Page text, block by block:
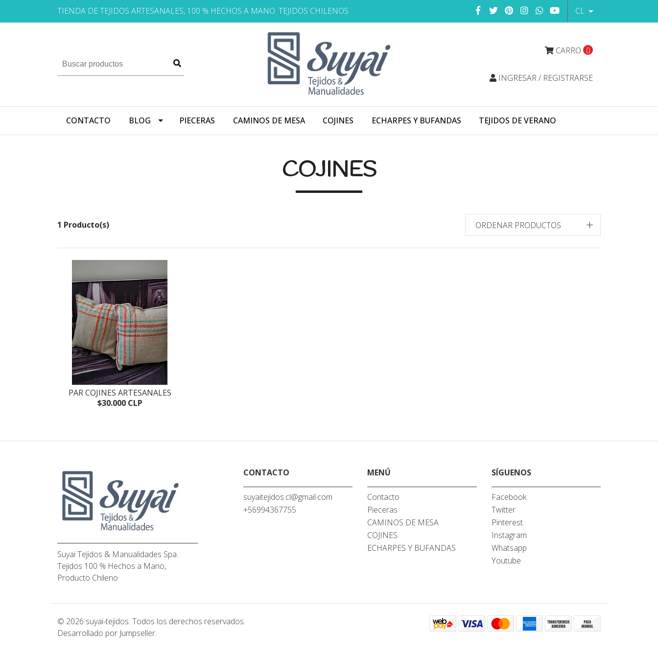
TIENDA DE TEJIDOS ARTESANALES, 100 % HECHOS A MANO. TEJIDOS CHILENOS CL
CARRO 0
INGRESAR / REGISTRARSE
CONTACTO BLOG PIECERAS CAMINOS DE MESA COJINES ECHARPES Y BUFANDAS TEJIDOS DE VERANO
COJINES
1 Producto(s) ORDENAR PRODUCTOS
PAR COJINES ARTESANALES
$30.000 CLP
Suyai Tejidos & Manualidades Spa.
Tejidos 100 % Hechos a Mano,
Producto Chileno
CONTACTO
suyaitejidos.cl@gmail.com
+56994367755
MENÚ
Contacto
Pieceras
CAMINOS DE MESA
COJINES
ECHARPES Y BUFANDAS
SÍGUENOS
Facebook
Twitter
Pinterest
Instagram
Whatsapp
Youtube
© 2026 suyai-tejidos. Todos los derechos reservados.
Desarrollado por Jumpseller.